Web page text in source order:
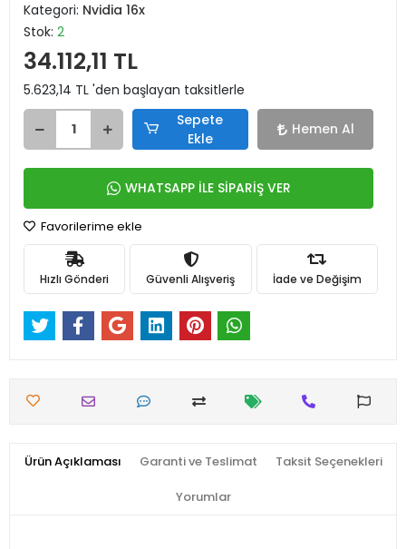
Kategori: Nvidia 16x
Stok: 2
34.112,11 TL
5.623,14 TL 'den başlayan taksitlerle
Sepete
Ekle
Hemen Al
WHATSAPP İLE SİPARİŞ VER
Favorilerime ekle
Hızlı Gönderi Güvenli Alışveriş İade ve Değişim
Ürün Açıklaması Garanti ve Teslimat Taksit Seçenekleri
Yorumlar